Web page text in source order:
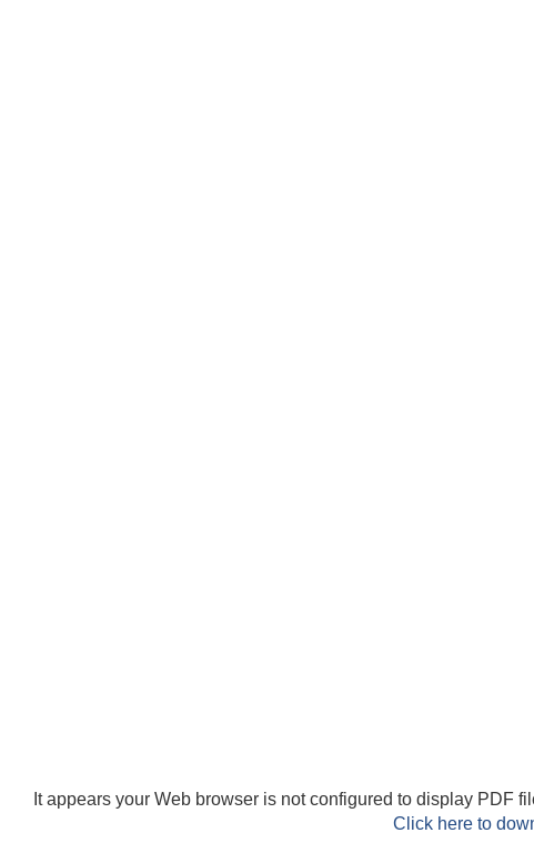
It appears your Web browser is not configured to display PDF
Click here to